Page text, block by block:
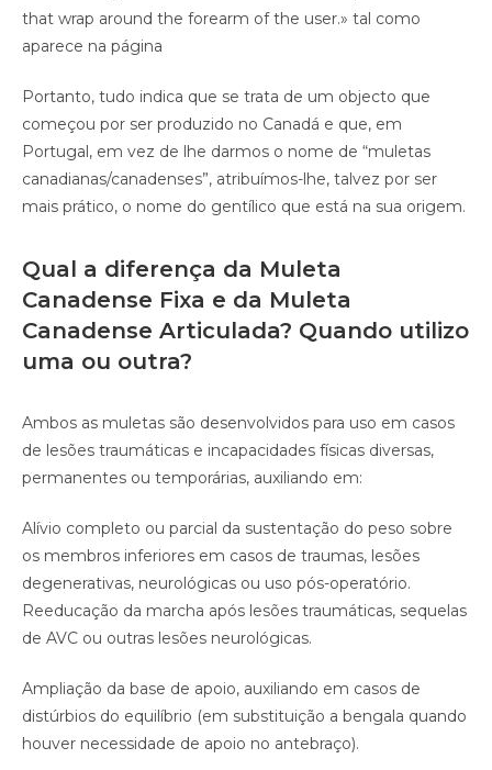
that wrap around the forearm of the user.» tal como
aparece na página
Portanto, tudo indica que se trata de um objecto que
começou por ser produzido no Canadá e que, em
Portugal, em vez de lhe darmos o nome de “muletas
canadianas/canadenses”, atribuímos-lhe, talvez por ser
mais prático, o nome do gentílico que está na sua origem.
Qual a diferença da Muleta
Canadense Fixa e da Muleta
Canadense Articulada? Quando utilizo
uma ou outra?
Ambos as muletas são desenvolvidos para uso em casos
de lesões traumáticas e incapacidades físicas diversas,
permanentes ou temporárias, auxiliando em:
Alívio completo ou parcial da sustentação do peso sobre
os membros inferiores em casos de traumas, lesões
degenerativas, neurológicas ou uso pós-operatório.
Reeducação da marcha após lesões traumáticas, sequelas
de AVC ou outras lesões neurológicas.
Ampliação da base de apoio, auxiliando em casos de
distúrbios do equilíbrio (em substituição a bengala quando
houver necessidade de apoio no antebraço).